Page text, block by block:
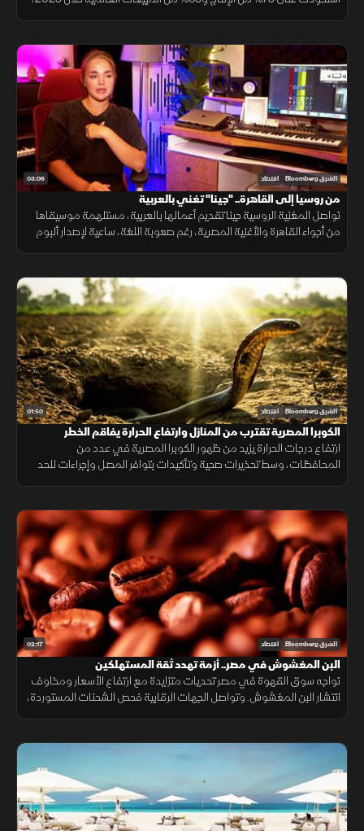
03:06 الشرق Bloomberg اقتصاد
من روسيا إلى القاهرة.. "جينا" تغني بالعربية
تواصل المغنية الروسية جينا تقديم أعمالها بالعربية، مستلهمة موسيقاها
من أجواء القاهرة والأغنية المصرية، رغم صعوبة اللغة، ساعية لإصدار ألبوم
01:50 الشرق Bloomberg اقتصاد
الكوبرا المصرية تقترب من المنازل وارتفاع الحرارة يفاقم الخطر
ارتفاع درجات الحرارة يزيد من ظهور الكوبرا المصرية في عدد من
المحافظات، وسط تحذيرات صحية وتأكيدات بتوافر المصل وإجراءات للحد
02:17 الشرق Bloomberg اقتصاد
البن المغشوش في مصر.. أزمة تهدد ثقة المستهلكين
تواجه سوق القهوة في مصر تحديات متزايدة مع ارتفاع الأسعار ومخاوف
انتشار البن المغشوش. وتواصل الجهات الرقابية فحص الشحنات المستوردة،